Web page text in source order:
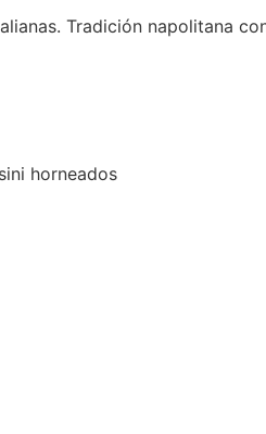
Tradición napolitana
horneados